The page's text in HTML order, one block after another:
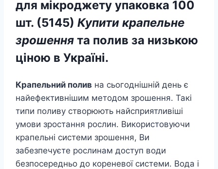
для мікроджету упаковка 100
шт. (5145) Купити крапельне
зрошення та полив за низькою
ціною в Україні.
Крапельний полив на сьогоднішній день є
найефективнішим методом зрошення. Такі
типи поливу створюють найсприятливіші
умови зростання рослин. Використовуючи
крапельні системи зрошення, Ви
забезпечуєте рослинам доступ води
безпосередньо до кореневої системи. Вода і